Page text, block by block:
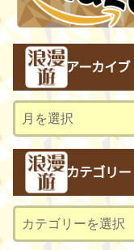
アーカイブ
ー
イ
ブ
カテゴリー
テ